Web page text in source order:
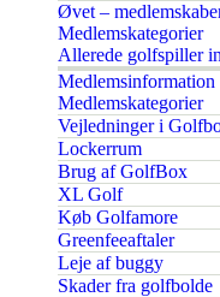
Øvet –
Medlemskategorier
Allerede golfspiller
Medlemsinformation
Medlemskategorier
Vejledninger i
Lockerrum
Brug af GolfBox
XL Golf
Køb Golfamore
Greenfeeaftaler
Leje af buggy
Skader fra golfbolde